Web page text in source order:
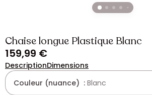
Chaise longue Plastique Blanc
159,99 €
DescriptionDimensions
Couleur (nuance) : Blanc